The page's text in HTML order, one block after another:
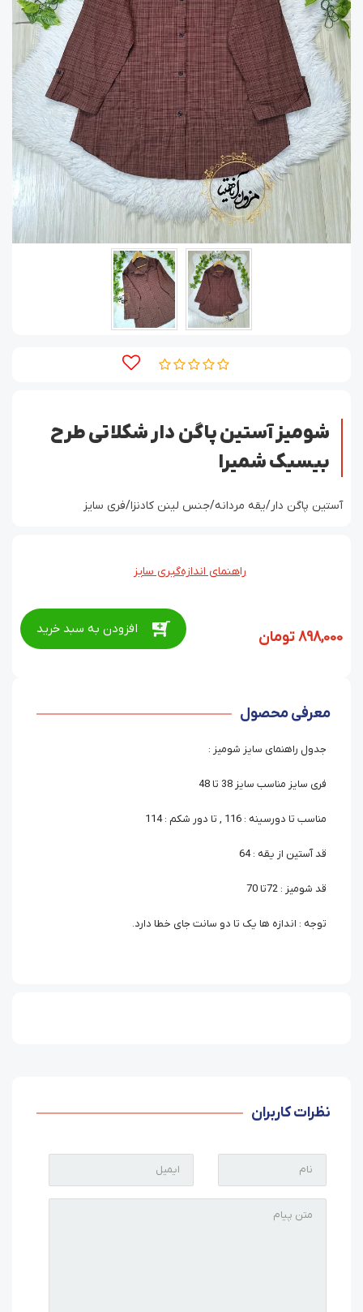
شومیز آستین پاگن دار شکلاتی طرح
بیسیک شمیرا
آستین پاگن دار/یقه مردانه/جنس لینن کادنزا/فری سایز
راهنمای اندازه‌گیری سایز
898,000تومان افزودن به سبد خرید
معرفی محصول
جدول راهنمای سایز شومیز :
فری سایز مناسب سایز 38 تا 48
مناسب تا دورسینه : 116 , تا دور شکم : 114
قد آستین از یقه : 64
قد شومیز : 72تا 70
توجه : اندازه ها یک تا دو سانت جای خطا دارد.
نظرات کاربران